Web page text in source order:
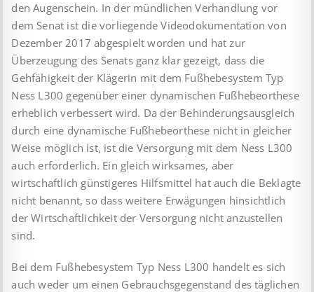
den Augenschein. In der mündlichen Verhandlung vor
dem Senat ist die vorliegende Videodokumentation von
Dezember 2017 abgespielt worden und hat zur
Überzeugung des Senats ganz klar gezeigt, dass die
Gehfähigkeit der Klägerin mit dem Fußhebesystem Typ
Ness L300 gegenüber einer dynamischen Fußhebeorthese
erheblich verbessert wird. Da der Behinderungsausgleich
durch eine dynamische Fußhebeorthese nicht in gleicher
Weise möglich ist, ist die Versorgung mit dem Ness L300
auch erforderlich. Ein gleich wirksames, aber
wirtschaftlich günstigeres Hilfsmittel hat auch die Beklagte
nicht benannt, so dass weitere Erwägungen hinsichtlich
der Wirtschaftlichkeit der Versorgung nicht anzustellen
sind.
Bei dem Fußhebesystem Typ Ness L300 handelt es sich
auch weder um einen Gebrauchsgegenstand des täglichen